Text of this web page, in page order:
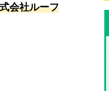
会社ルーフ